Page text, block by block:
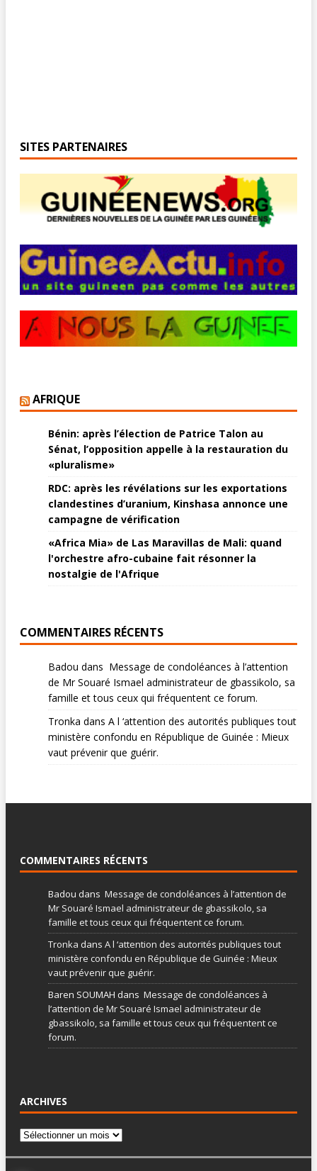
SITES PARTENAIRES
AFRIQUE
Bénin: après l’élection de Patrice Talon au
Sénat, l’opposition appelle à la restauration du
«pluralisme»
RDC: après les révélations sur les exportations
clandestines d’uranium, Kinshasa annonce une
campagne de vérification
«Africa Mia» de Las Maravillas de Mali: quand
l'orchestre afro-cubaine fait résonner la
nostalgie de l'Afrique
COMMENTAIRES RÉCENTS
Badou dans Message de condoléances à l’attention
de Mr Souaré Ismael administrateur de gbassikolo, sa
famille et tous ceux qui fréquentent ce forum.
Tronka dans A l ‘attention des autorités publiques tout
ministère confondu en République de Guinée : Mieux
vaut prévenir que guérir.
COMMENTAIRES RÉCENTS
Badou dans Message de condoléances à l’attention de
Mr Souaré Ismael administrateur de gbassikolo, sa
famille et tous ceux qui fréquentent ce forum.
Tronka dans A l ‘attention des autorités publiques tout
ministère confondu en République de Guinée : Mieux
vaut prévenir que guérir.
Baren SOUMAH dans Message de condoléances à
l’attention de Mr Souaré Ismael administrateur de
gbassikolo, sa famille et tous ceux qui fréquentent ce
forum.
ARCHIVES